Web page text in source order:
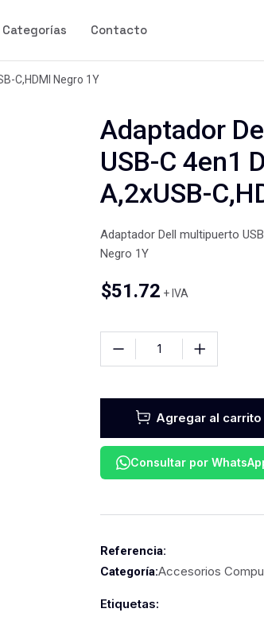
Categorías Contacto
C,HDMI Negro 1Y
Adaptador
USB-C 4en1
A,2xUSB-
Adaptador Dell multipuerto
Negro 1Y
$51.72 + IVA
Agregar al carrito
Consultar por
Referencia:
Categoría:Accesorios
Etiquetas: